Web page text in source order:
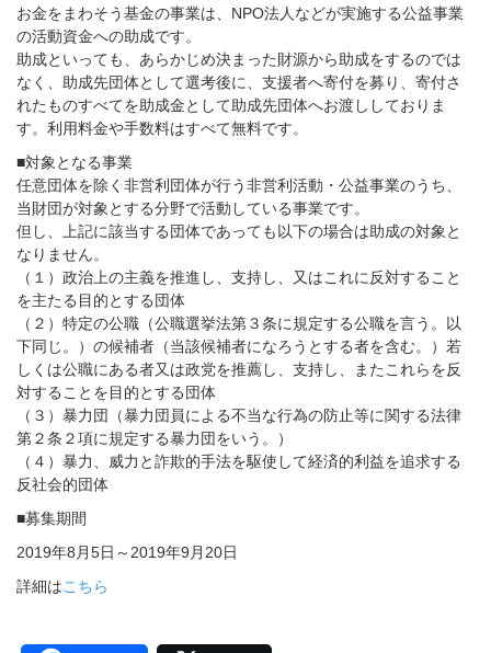
お金をまわそう基金の事業は、NPO法人などが実施する公益事業
の活動資金への助成です。
助成といっても、あらかじめ決まった財源から助成をするのでは
なく、助成先団体として選考後に、支援者へ寄付を募り、寄付さ
れたものすべてを助成金として助成先団体へお渡ししておりま
す。利用料金や手数料はすべて無料です。
■対象となる事業
任意団体を除く非営利団体が行う非営利活動・公益事業のうち、
当財団が対象とする分野で活動している事業です。
但し、上記に該当する団体であっても以下の場合は助成の対象と
なりません。
（１）政治上の主義を推進し、支持し、又はこれに反対すること
を主たる目的とする団体
（２）特定の公職（公職選挙法第３条に規定する公職を言う。以
下同じ。）の候補者（当該候補者になろうとする者を含む。）若
しくは公職にある者又は政党を推薦し、支持し、またこれらを反
対することを目的とする団体
（３）暴力団（暴力団員による不当な行為の防止等に関する法律
第２条２項に規定する暴力団をいう。）
（４）暴力、威力と詐欺的手法を駆使して経済的利益を追求する
反社会的団体
■募集期間
2019年8月5日～2019年9月20日
詳細はこちら